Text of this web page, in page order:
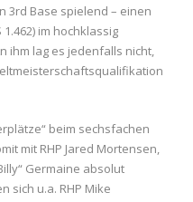
3rd Base spielend – einen
1.462) im hochklassig
ihm lag es jedenfalls nicht,
beim sechsfachen
mit RHP Jared Mortensen,
Germaine absolut
sich u.a. RHP Mike